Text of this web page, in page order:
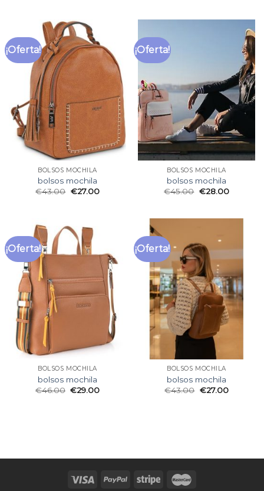
¡Oferta!
BOLSOS MOCHILA
bolsos mochila
€43.00 €27.00
¡Oferta!
BOLSOS MOCHILA
bolsos mochila
€45.00 €28.00
¡Oferta!
BOLSOS MOCHILA
bolsos mochila
€46.00 €29.00
¡Oferta!
BOLSOS MOCHILA
bolsos mochila
€43.00 €27.00